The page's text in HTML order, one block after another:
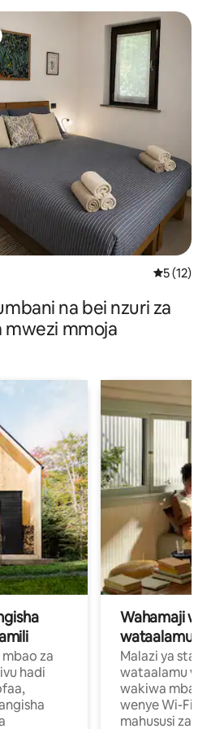
Ukadiriaji
5 (12)
na bei nzuri za
mwezi mmoja
za
hadi
Wahamaji
wataalamu
Malazi ya
wataalamu
wakiwa mbali
wenye Wi-Fi
mahususi za